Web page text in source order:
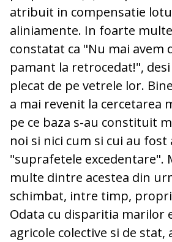
atribuit in compensatie
aliniamente. In foarte
constatat ca "Nu mai avem
pamant la retrocedat!",
plecat de pe vetrele lor.
a mai revenit la cercetarea
pe ce baza s-au constituit
noi si nici cum si cui au
"suprafetele excedentare".
multe dintre acestea din
schimbat, intre timp,
Odata cu disparitia marilor
agricole colective si de stat,